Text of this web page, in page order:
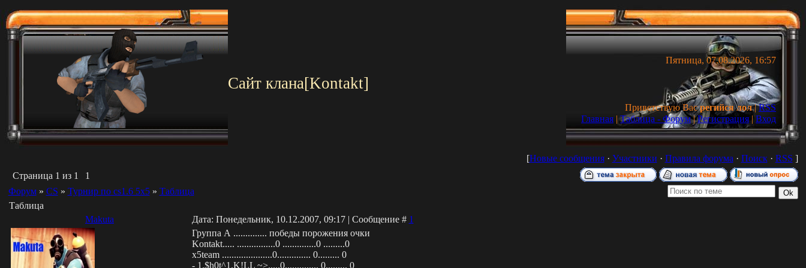
Пятница, 07.08.2026, 16:57
Сайт клана[Kontakt]
Приветствую Васрегийся лол|RSS
Главная |Таблица - Форум|Регистрация | Вход
[Новые сообщения· Участники · Правила форума · Поиск· RSS ]
Страница 1 из 1
1
Форум » СS » Турнир по cs1.6 5x5 » Таблица
Таблица
Makuta
Дата: Понедельник, 10.12.2007, 09:17 | Сообщение # 1
Группа А .............. победы порожения очки
Kontakt..... ................0 ..............0 .........0
x5team .....................0.............. 0......... 0
- 1.$h0t^1.K!LL ~>.....0.............. 0......... 0